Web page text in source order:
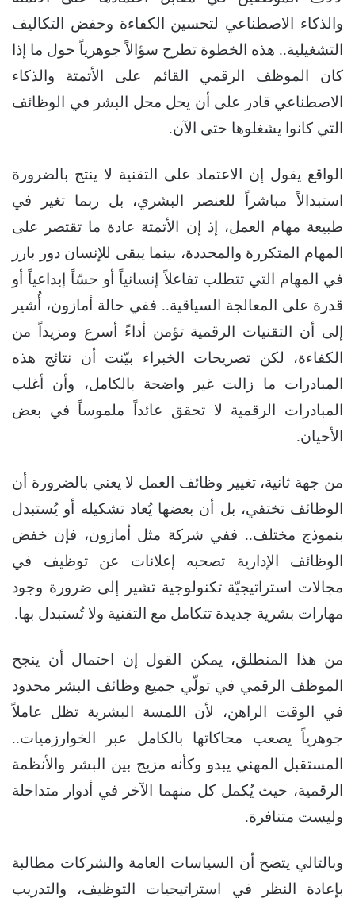
والذكاء الاصطناعي لتحسين الكفاءة وخفض التكاليف
التشغيلية.. هذه الخطوة تطرح سؤالاً جوهرياً حول ما إذا
كان الموظف الرقمي القائم على الأتمتة والذكاء
الاصطناعي قادر على أن يحل محل البشر في الوظائف
التي كانوا يشغلوها حتى الآن.
الواقع يقول إن الاعتماد على التقنية لا ينتج بالضرورة
استبدالاً مباشراً للعنصر البشري، بل ربما تغير في
طبيعة مهام العمل، إذ إن الأتمتة عادة ما تقتصر على
المهام المتكررة والمحددة، بينما يبقى للإنسان دور بارز
في المهام التي تتطلب تفاعلاً إنسانياً أو حسّاً إبداعياً أو
قدرة على المعالجة السياقية.. ففي حالة أمازون، أُشير
إلى أن التقنيات الرقمية تؤمن أداءً أسرع ومزيداً من
الكفاءة، لكن تصريحات الخبراء بيّنت أن نتائج هذه
المبادرات ما زالت غير واضحة بالكامل، وأن أغلب
المبادرات الرقمية لا تحقق عائداً ملموساً في بعض
الأحيان.
من جهة ثانية، تغيير وظائف العمل لا يعني بالضرورة أن
الوظائف تختفي، بل أن بعضها يُعاد تشكيله أو يُستبدل
بنموذج مختلف.. ففي شركة مثل أمازون، فإن خفض
الوظائف الإدارية تصحبه إعلانات عن توظيف في
مجالات استراتيجيّة تكنولوجية تشير إلى ضرورة وجود
مهارات بشرية جديدة تتكامل مع التقنية ولا تُستبدل بها.
من هذا المنطلق، يمكن القول إن احتمال أن ينجح
الموظف الرقمي في تولّي جميع وظائف البشر محدود
في الوقت الراهن، لأن اللمسة البشرية تظل عاملاً
جوهرياً يصعب محاكاتها بالكامل عبر الخوارزميات..
المستقبل المهني يبدو وكأنه مزيج بين البشر والأنظمة
الرقمية، حيث يُكمل كل منهما الآخر في أدوار متداخلة
وليست متنافرة.
وبالتالي يتضح أن السياسات العامة والشركات مطالبة
بإعادة النظر في استراتيجيات التوظيف، والتدريب